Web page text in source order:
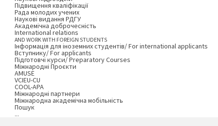
Підвищення кваліфікації
Рада молодих учених
Наукові видання РДГУ
Академічна доброчесність
International relations
AND WORK WITH FOREIGN STUDENTS
Інформація для іноземних студентів/ For international applicants
Вступнику/ For applicants
Підготовчі курси/ Preparatory Courses
Міжнародні Проєкти
AMUSE
VCIEU-CU
COOL-APA
Міжнародні партнери
Міжнародна академічна мобільність
Пошук
...